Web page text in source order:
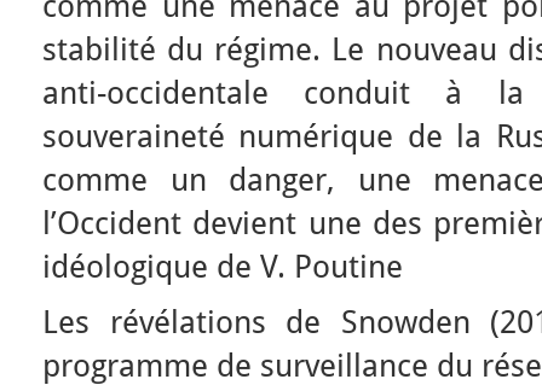
stabilité du régime. Le nouveau
anti-occidentale conduit à
souveraineté numérique de la
comme un danger, une
l’Occident devient une des
idéologique de V. Poutine
Les révélations de Snowden
programme de surveillance du